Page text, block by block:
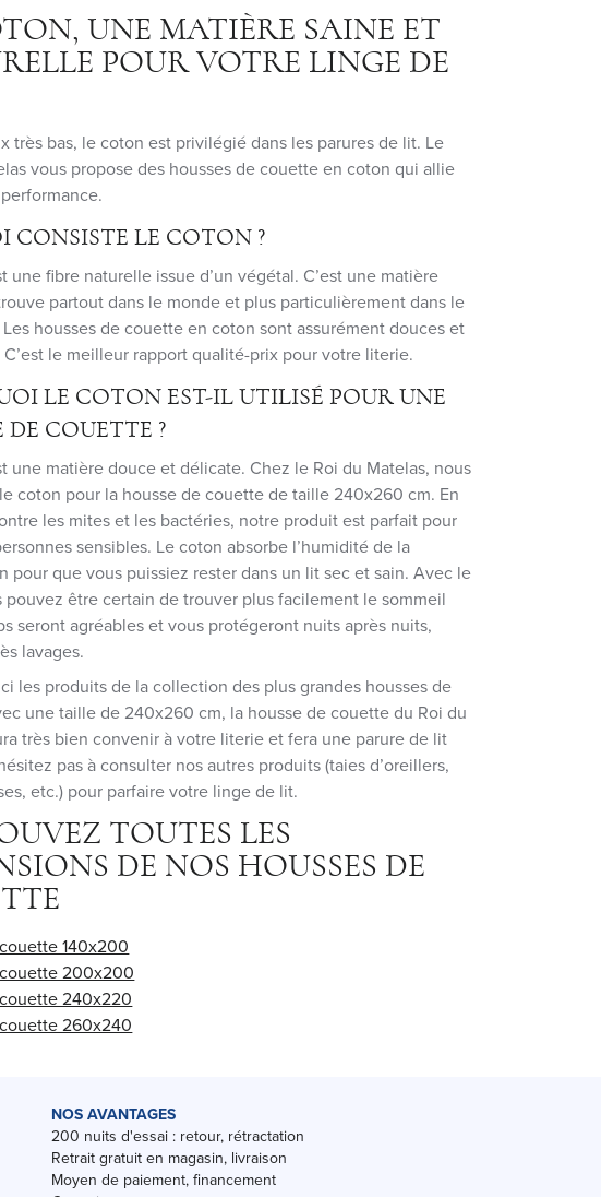
UNE MATIÈRE SAINE ET
POUR VOTRE LINGE DE
très bas, le coton est privilégié dans les parures de lit. Le
vous propose des housses de couette en coton qui allie
CONSISTE LE COTON ?
une fibre naturelle issue d’un végétal. C’est une matière
partout dans le monde et plus particulièrement dans le
housses de couette en coton sont assurément douces et
C’est le meilleur rapport qualité-prix pour votre literie.
LE COTON EST-IL UTILISÉ POUR UNE
DE COUETTE ?
une matière douce et délicate. Chez le Roi du Matelas, nous
coton pour la housse de couette de taille 240x260 cm. En
les mites et les bactéries, notre produit est parfait pour
sensibles. Le coton absorbe l’humidité de la
pour que vous puissiez rester dans un lit sec et sain. Avec le
pouvez être certain de trouver plus facilement le sommeil
seront agréables et vous protégeront nuits après nuits,
lavages.
les produits de la collection des plus grandes housses de
une taille de 240x260 cm, la housse de couette du Roi du
très bien convenir à votre literie et fera une parure de lit
pas à consulter nos autres produits (taies d’oreillers,
etc.) pour parfaire votre linge de lit.
TOUTES LES
DE NOS HOUSSES DE
140x200
200x200
240x220
260x240
NOS AVANTAGES
200 nuits d'essai : retour, rétractation
Retrait gratuit en magasin, livraison
Moyen de paiement, financement